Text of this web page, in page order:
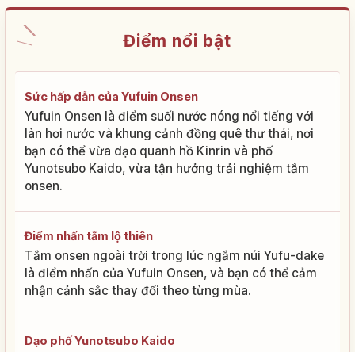
Điểm nổi bật
Sức hấp dẫn của Yufuin Onsen
Yufuin Onsen là điểm suối nước nóng nổi tiếng với
làn hơi nước và khung cảnh đồng quê thư thái, nơi
bạn có thể vừa dạo quanh hồ Kinrin và phố
Yunotsubo Kaido, vừa tận hưởng trải nghiệm tắm
onsen.
Điểm nhấn tắm lộ thiên
Tắm onsen ngoài trời trong lúc ngắm núi Yufu-dake
là điểm nhấn của Yufuin Onsen, và bạn có thể cảm
nhận cảnh sắc thay đổi theo từng mùa.
Dạo phố Yunotsubo Kaido